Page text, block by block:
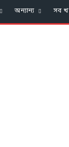
অন্যান্য সব